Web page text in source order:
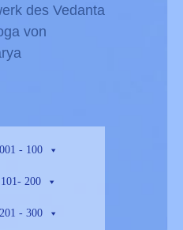
des Vedanta
von
- 100
101- 200
- 300